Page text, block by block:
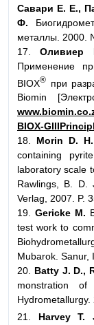
Савари Е. Е.,
Ф.
металлы. 2000.
17.
Применение
BIOX® при
Biomin
BIOX-
18. Morin D.
containing
laboratory scale
Rawlings, B.
Verlag, 2007. P.
19. Gericke M.
test work to
Mubarok. Sanur,
20. Batty J. D.,
monstration
Hydrometallurgy.
21. Harvey T.